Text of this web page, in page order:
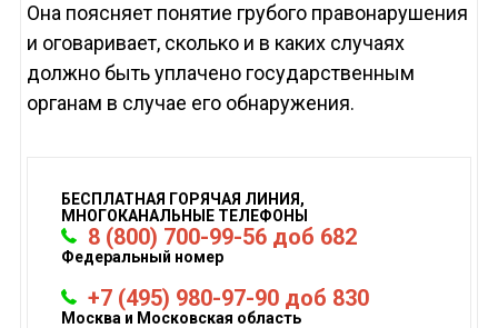
Она поясняет понятие грубого правонарушения
и оговаривает, сколько и в каких случаях
должно быть уплачено государственным
органам в случае его обнаружения.
БЕСПЛАТНАЯ ГОРЯЧАЯ ЛИНИЯ,
МНОГОКАНАЛЬНЫЕ ТЕЛЕФОНЫ
8 (800) 700-99-56 доб 682
Федеральный номер
+7 (495) 980-97-90 доб 830
Москва и Московская область